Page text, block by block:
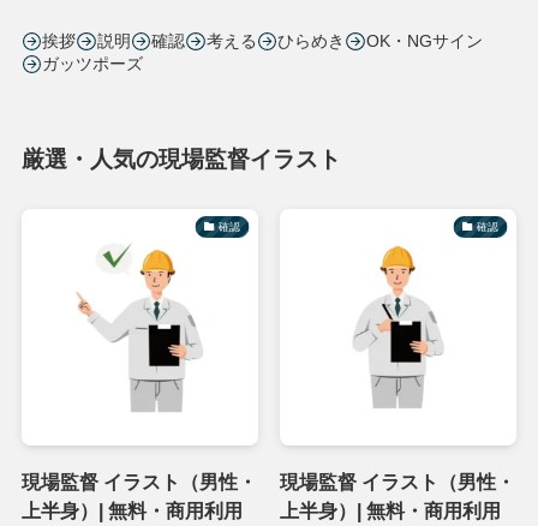
挨拶 説明 確認 考える ひらめき
OK・NGサイン
ガッツポーズ
厳選・人気の現場監督イラスト
確認
現場監督 イラスト（男性・
上半身）| 無料・商用利用
確認
現場監督 イラスト（男性・
上半身）| 無料・商用利用